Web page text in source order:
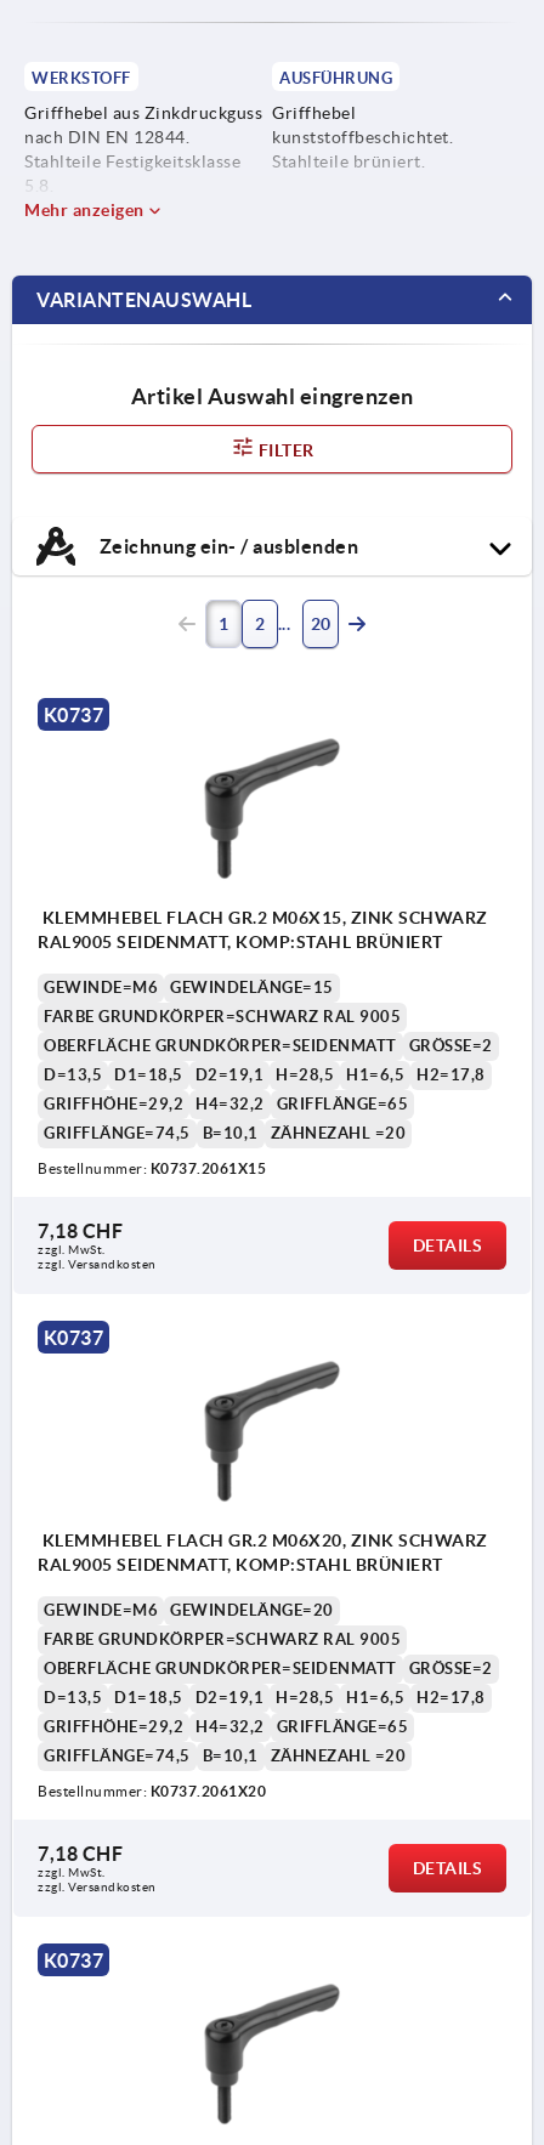
WERKSTOFF
Griffhebel aus Zinkdruckguss
nach DIN EN 12844.
Stahlteile Festigkeitsklasse
5.8.
AUSFÜHRUNG
Griffhebel
kunststoffbeschichtet.
Stahlteile brüniert.
Mehr anzeigen
VARIANTENAUSWAHL
Artikel Auswahl eingrenzen
FILTER
Zeichnung ein- / ausblenden
1 2 20
K0737
KLEMMHEBEL FLACH GR.2 M06X15, ZINK SCHWARZ
RAL9005 SEIDENMATT, KOMP:STAHL BRÜNIERT
GEWINDE=M6
GEWINDELÄNGE=15
FARBE GRUNDKÖRPER=SCHWARZ RAL 9005
OBERFLÄCHE GRUNDKÖRPER=SEIDENMATT
GRÖSSE=2
D=13,5
D1=18,5 D2=19,1 H=28,5 H1=6,5
H2=17,8
GRIFFHÖHE=29,2
H4=32,2
GRIFFLÄNGE=65
GRIFFLÄNGE=74,5
B=10,1 ZÄHNEZAHL =20
Bestellnummer: K0737.2061X15
7,18 CHF
zzgl. MwSt.
zzgl. Versandkosten
DETAILS
K0737
KLEMMHEBEL FLACH GR.2 M06X20, ZINK SCHWARZ
RAL9005 SEIDENMATT, KOMP:STAHL BRÜNIERT
GEWINDE=M6
GEWINDELÄNGE=20
FARBE GRUNDKÖRPER=SCHWARZ RAL 9005
OBERFLÄCHE GRUNDKÖRPER=SEIDENMATT
GRÖSSE=2
D=13,5
D1=18,5 D2=19,1 H=28,5 H1=6,5
H2=17,8
GRIFFHÖHE=29,2
H4=32,2
GRIFFLÄNGE=65
GRIFFLÄNGE=74,5
B=10,1 ZÄHNEZAHL =20
Bestellnummer: K0737.2061X20
7,18 CHF
zzgl. MwSt.
zzgl. Versandkosten
DETAILS
K0737